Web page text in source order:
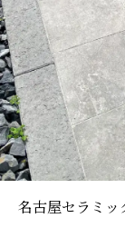
名古屋セラミッ